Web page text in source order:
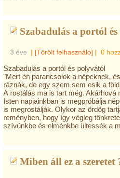
Szabadulás a portól
3 éve | [Törölt felhasználó] | 0
Szabadulás a portól és polyvától
"Mert én parancsolok a népeknek,
ráznák, de egy szem sem esik a
A rostálás ma is tart még.
Isten napjainkban is megpróbálja
is megrostálják. Olykor az ördög
reményben, hogy így végleg
szívünkbe és elménkbe ültessék a
Miben áll ez a szeretet